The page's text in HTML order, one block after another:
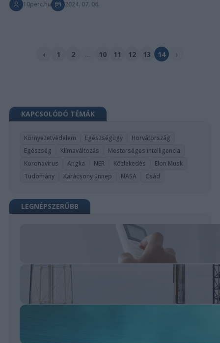
10perc.hu 2024. 07. 06.
‹ 1 2 10 11 12 13 14 ›
KAPCSOLÓDÓ TÉMÁK
Környezetvédelem Egészségügy
Horvátország
Egészség
Klímaváltozás
Mesterséges intelligencia
Koronavírus
Anglia NER Közlekedés
Elon Musk
Tudomány
Karácsony ünnep NASA Csád
LEGNÉPSZERŰBB